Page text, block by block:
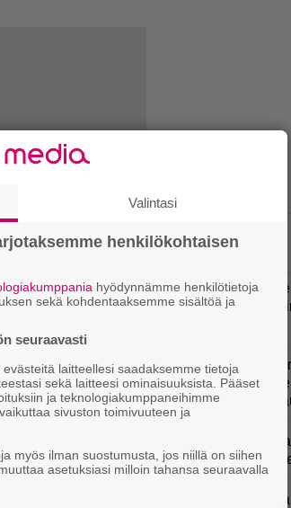
varten.
1.
Jani
yhteen –
2. Syötkö
löysivät
Eppu
esitetään
Virkavalta
Valintasi
henkilökohtaisen
hyödynnämme henkilötietoja
sekä kohdentaaksemme sisältöä ja
seuraavasti
laitteellesi saadaksemme tietoja
sekä laitteesi ominaisuuksista. Pääset
ja teknologiakumppaneihimme
sivuston toimivuuteen ja
myös ilman suostumusta, jos niillä on siihen
asetuksiasi milloin tahansa seuraavalla